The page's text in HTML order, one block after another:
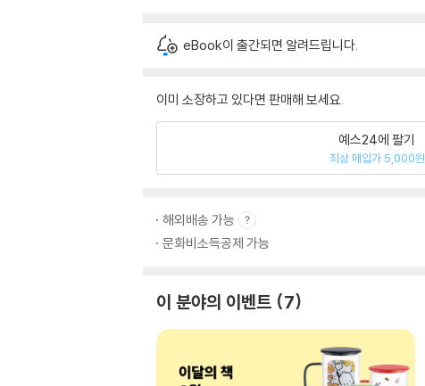
eBook이 출간되면 알려드립니다.
이미 소장하고 있다면 판매해 보세요.
예스24에 팔기
최상 매입가 5,000원
해외배송 가능
문화비소득공제 가능
이 분야의 이벤트 7